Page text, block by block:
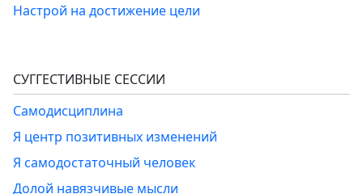
Настрой на достижение цели
СУГГЕСТИВНЫЕ СЕССИИ
Самодисциплина
Я центр позитивных изменений
Я самодостаточный человек
Долой навязчивые мысли